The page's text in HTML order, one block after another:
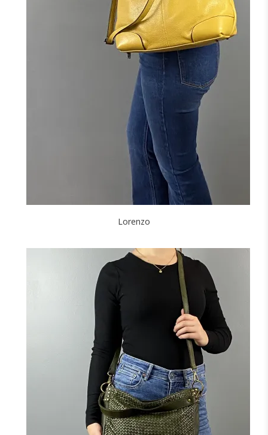
CAMELCANARDROUGE BLEU
J'ajoute à mon panier !
Lorenzo